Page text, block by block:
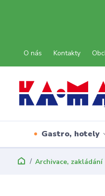
O nás Kontakty
Gastro, hotely
Archivace, zakládání